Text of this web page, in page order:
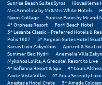
Πάλαιρος
Παξοί
Παραλία Κατερίνης
Παραλία Λιτοχώρου
Sunrise Beach Suites Syros
Iliovasilema
Mrs Armelina by Mr&Mrs White Hotels
Naxos Cottage
Sunrise Paros by Mr and
4* Orpheas Resort
Porfi Beach Hotel
5* Lesante Classic – Preferred Hotels &
Polis 1907
5* Aegean Suites Hotel
Karras Livin Zakynthos
Apricot & Sea
Summer Bed Nydri
Anemelia Villa
Mykonos Lolita, A Grecotel Resort to Live
4* Sofianna Resort & Spa
4* Louis Althea
Zante Vista Villas
4* Aqua Serenity
Anastasia Hotel Crete
5* Amada